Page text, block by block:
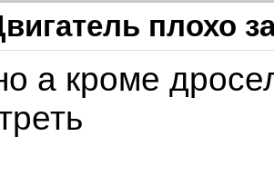
плохо
а кроме